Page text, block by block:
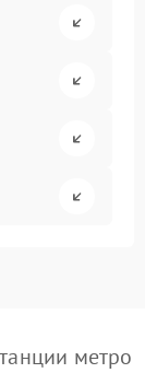
метро